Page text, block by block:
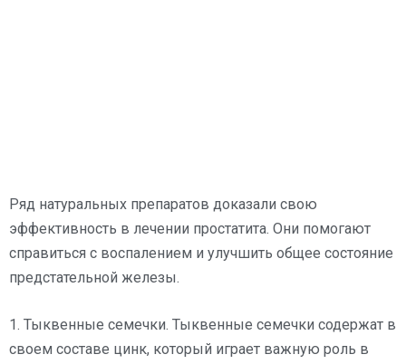
Ряд натуральных препаратов доказали свою
эффективность в лечении простатита. Они помогают
справиться с воспалением и улучшить общее состояние
предстательной железы.
1. Тыквенные семечки. Тыквенные семечки содержат в
своем составе цинк, который играет важную роль в